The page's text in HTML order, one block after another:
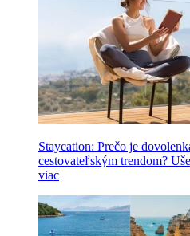
Staycation: Prečo je
cestovateľským trendom?
viac